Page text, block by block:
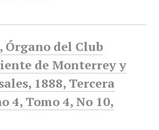
Órgano del Club
de Monterrey y
1888, Tercera
4, Tomo 4, No 10,